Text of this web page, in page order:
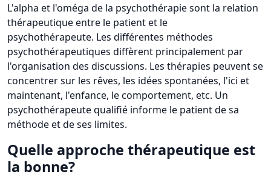
L'alpha et l'oméga de la psychothérapie sont la relation
thérapeutique entre le patient et le
psychothérapeute. Les différentes méthodes
psychothérapeutiques diffèrent principalement par
l'organisation des discussions. Les thérapies peuvent se
concentrer sur les rêves, les idées spontanées, l'ici et
maintenant, l'enfance, le comportement, etc. Un
psychothérapeute qualifié informe le patient de sa
méthode et de ses limites.
Quelle approche thérapeutique est
la bonne?